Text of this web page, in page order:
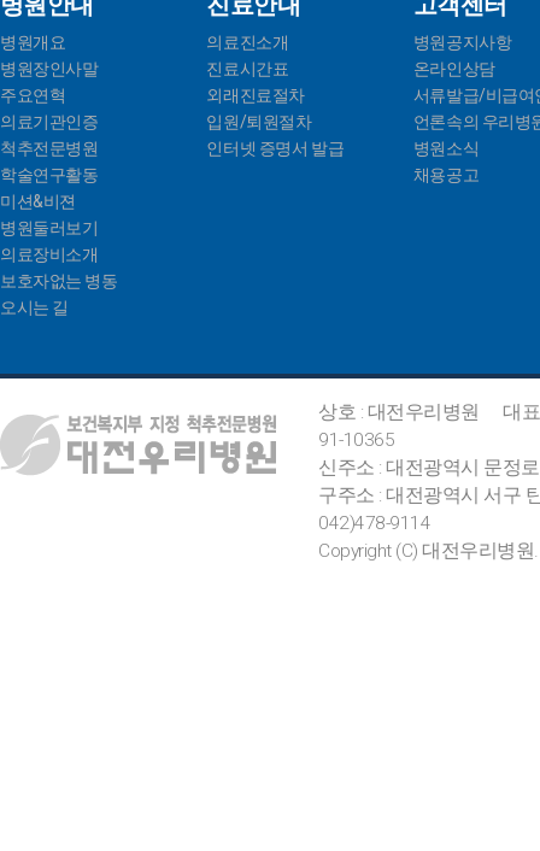
병원개요
병원장인사말
주요연혁
의료기관인증
척추전문병원
학술연구활동
미션&비젼
병원둘러보기
의료장비소개
보호자없는 병동
오시는 길
의료진소개
진료시간표
외래진료절차
입원/퇴원절차
인터넷 증명서 발급
병원공지사항
온라인상담
서류발급/비급여
언론속의 우리병
병원소식
채용공고
상호 : 대전우리병원
대
91-10365
신주소 : 대전광역시 문정
구주소 : 대전광역시 서구
042)478-9114
Copyright (C) 대전우리병원